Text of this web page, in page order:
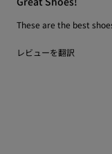
These are the best
レビューを翻訳